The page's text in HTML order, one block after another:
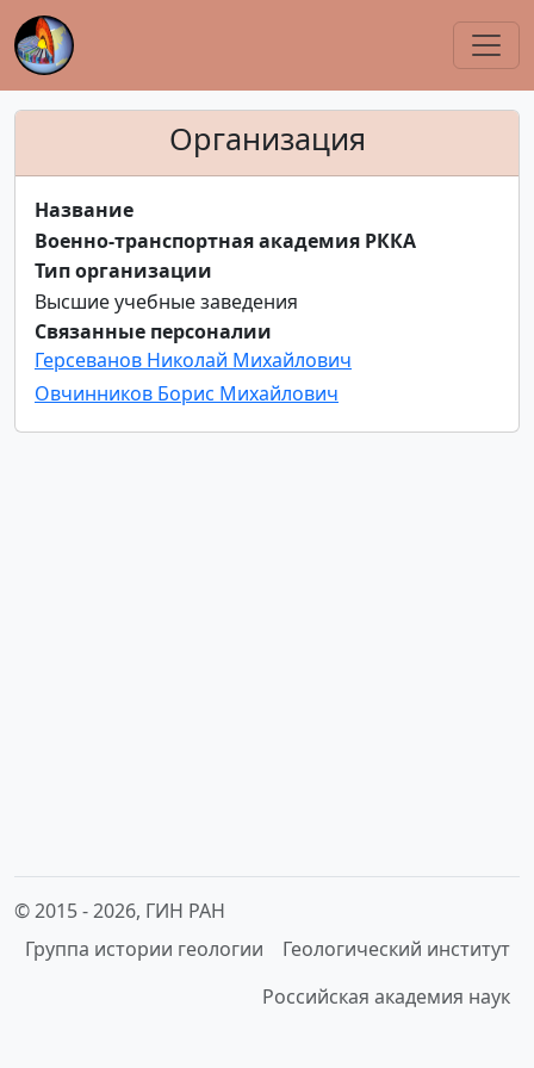
Организация
Название
Военно-транспортная академия РККА
Тип организации
Высшие учебные заведения
Связанные персоналии
Герсеванов Николай Михайлович
Овчинников Борис Михайлович
© 2015 -2026, ГИН РАН
Группа истории геологии
Геологический институт
Российская академия наук